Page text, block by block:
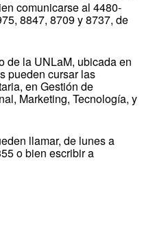
comunicarse al 4480-
8847, 8709 y 8737, de
de la UNLaM, ubicada en
pueden cursar las
en Gestión de
Marketing, Tecnología, y
llamar, de lunes a
o bien escribir a